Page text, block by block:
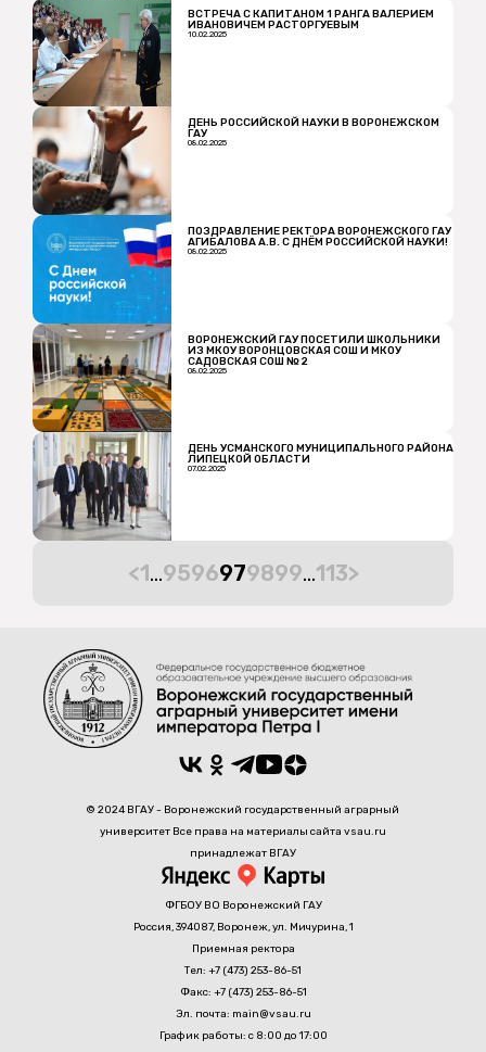
ВСТРЕЧА С КАПИТАНОМ 1 РАНГА ВАЛЕРИЕМ
ИВАНОВИЧЕМ РАСТОРГУЕВЫМ
10.02.2025
ДЕНЬ РОССИЙСКОЙ НАУКИ В ВОРОНЕЖСКОМ
ГАУ
08.02.2025
ПОЗДРАВЛЕНИЕ РЕКТОРА ВОРОНЕЖСКОГО ГАУ
АГИБАЛОВА А.В. С ДНЁМ РОССИЙСКОЙ НАУКИ!
08.02.2025
ВОРОНЕЖСКИЙ ГАУ ПОСЕТИЛИ ШКОЛЬНИКИ
ИЗ МКОУ ВОРОНЦОВСКАЯ СОШ И МКОУ
САДОВСКАЯ СОШ № 2
08.02.2025
ДЕНЬ УСМАНСКОГО МУНИЦИПАЛЬНОГО РАЙОНА
ЛИПЕЦКОЙ ОБЛАСТИ
07.02.2025
<1…9596979899…113>
© 2024 ВГАУ - Воронежский государственный аграрный
университет Все права на материалы сайта vsau.ru
принадлежат ВГАУ
ФГБОУ ВО Воронежский ГАУ
Россия, 394087, Воронеж, ул. Мичурина, 1
Приемная ректора
Тел: +7 (473) 253-86-51
Факс: +7 (473) 253-86-51
Эл. почта: main@vsau.ru
График работы: с 8:00 до 17:00